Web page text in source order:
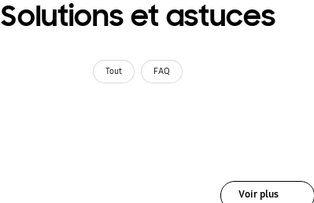
Solutions et astuces
Tout FAQ
Voir plus